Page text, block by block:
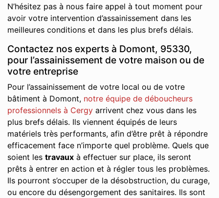
N’hésitez pas à nous faire appel à tout moment pour
avoir votre intervention d’assainissement dans les
meilleures conditions et dans les plus brefs délais.
Contactez nos experts à Domont, 95330,
pour l’assainissement de votre maison ou de
votre entreprise
Pour l’assainissement de votre local ou de votre
bâtiment à Domont, notre équipe de déboucheurs
professionnels à Cergy arrivent chez vous dans les
plus brefs délais. Ils viennent équipés de leurs
matériels très performants, afin d’être prêt à répondre
efficacement face n’importe quel problème. Quels que
soient les travaux à effectuer sur place, ils seront
prêts à entrer en action et à régler tous les problèmes.
Ils pourront s’occuper de la désobstruction, du curage,
ou encore du désengorgement des sanitaires. Ils sont